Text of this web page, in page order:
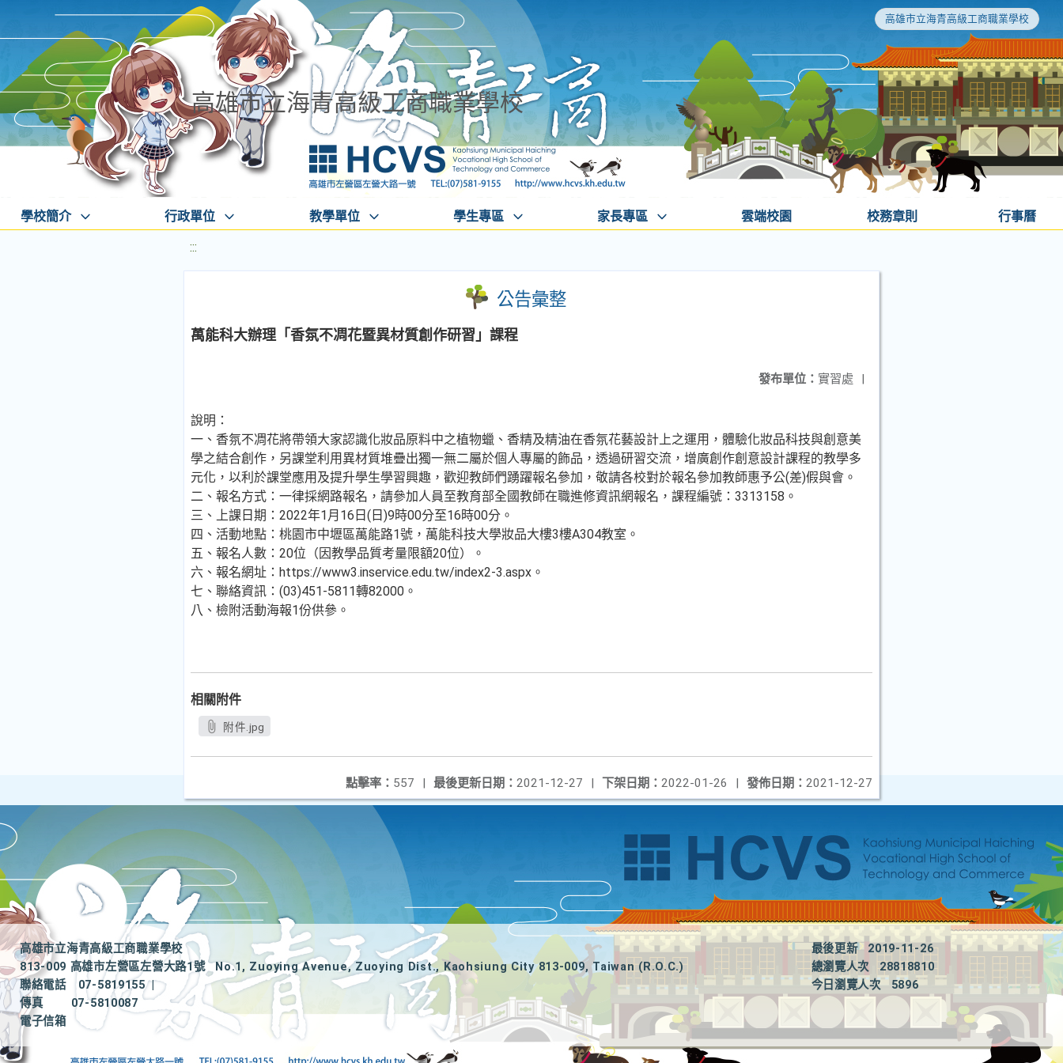
高雄市立海青高級工商職業學校
高雄市立海青高級工商職業學校
學校簡介 行政單位 教學單位 學生專區 家長專區 雲端校園 校務章則 行事曆
:::
公告彙整
萬能科大辦理「香氛不凋花暨異材質創作研習」課程
發布單位： 實習處 |
說明：
一、香氛不凋花將帶領大家認識化妝品原料中之植物蠟、香精及精油在香氛花藝設計上之運用，體驗化妝品科技與創意美
學之結合創作，另課堂利用異材質堆疊出獨一無二屬於個人專屬的飾品，透過研習交流，增廣創作創意設計課程的教學多
元化，以利於課堂應用及提升學生學習興趣，歡迎教師們踴躍報名參加，敬請各校對於報名參加教師惠予公(差)假與會。
二、報名方式：一律採網路報名，請參加人員至教育部全國教師在職進修資訊網報名，課程編號：3313158。
三、上課日期：2022年1月16日(日)9時00分至16時00分。
四、活動地點：桃園市中壢區萬能路1號，萬能科技大學妝品大樓3樓A304教室。
五、報名人數：20位（因教學品質考量限額20位）。
六、報名網址：https://www3.inservice.edu.tw/index2-3.aspx。
七、聯絡資訊：(03)451-5811轉82000。
八、檢附活動海報1份供參。
相關附件
附件.jpg
發佈日期： 2021-12-27
下架日期： 2022-01-26 |
最後更新日期： 2021-12-27 |
點擊率： 557 |
高雄市立海青高級工商職業學校
813-009 高雄市左營區左營大路1號
No.1, Zuoying Avenue, Zuoying Dist., Kaohsiung City 813-009, Taiwan (R.O.C.)
聯絡電話
07-5819155
|
傳真
07-5810087
電子信箱
最後更新
2019-11-26
總瀏覽人次
28818810
今日瀏覽人次
5896